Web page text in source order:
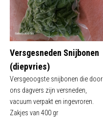
Versgesneden Snijbonen
(diepvries)
Versgeoogste snijbonen die door
ons dagvers zijn versneden,
vacuum verpakt en ingevroren.
Zakjes van 400 gr